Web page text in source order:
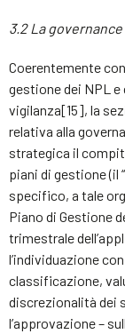
3.2 La
Coerentemente
gestione dei NPL
vigilanza[15], la
relativa alla
strategica il
piani di gestione (il “
specifico, a tale
Piano di Gestione
trimestrale
l’individuazione
classificazione,
discrezionalità dei
l’approvazione –